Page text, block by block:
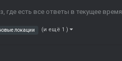
где есть все ответы в текущее время
локации (и ещё 1 )